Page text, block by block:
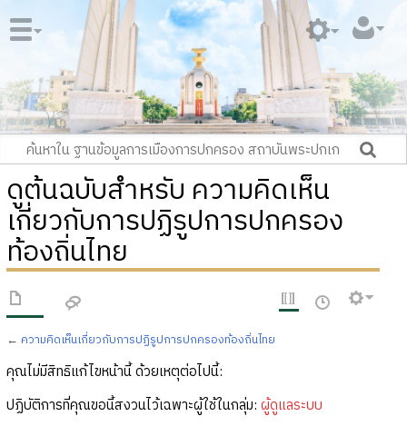
ดูต้นฉบับสำหรับ ความคิดเห็น
เกี่ยวกับการปฏิรูปการปกครอง
ท้องถิ่นไทย
← ความคิดเห็นเกี่ยวกับการปฏิรูปการปกครองท้องถิ่นไทย
คุณไม่มีสิทธิแก้ไขหน้านี้ ด้วยเหตุต่อไปนี้:
ปฏิบัติการที่คุณขอนี้สงวนไว้เฉพาะผู้ใช้ในกลุ่ม: ผู้ดูแลระบบ